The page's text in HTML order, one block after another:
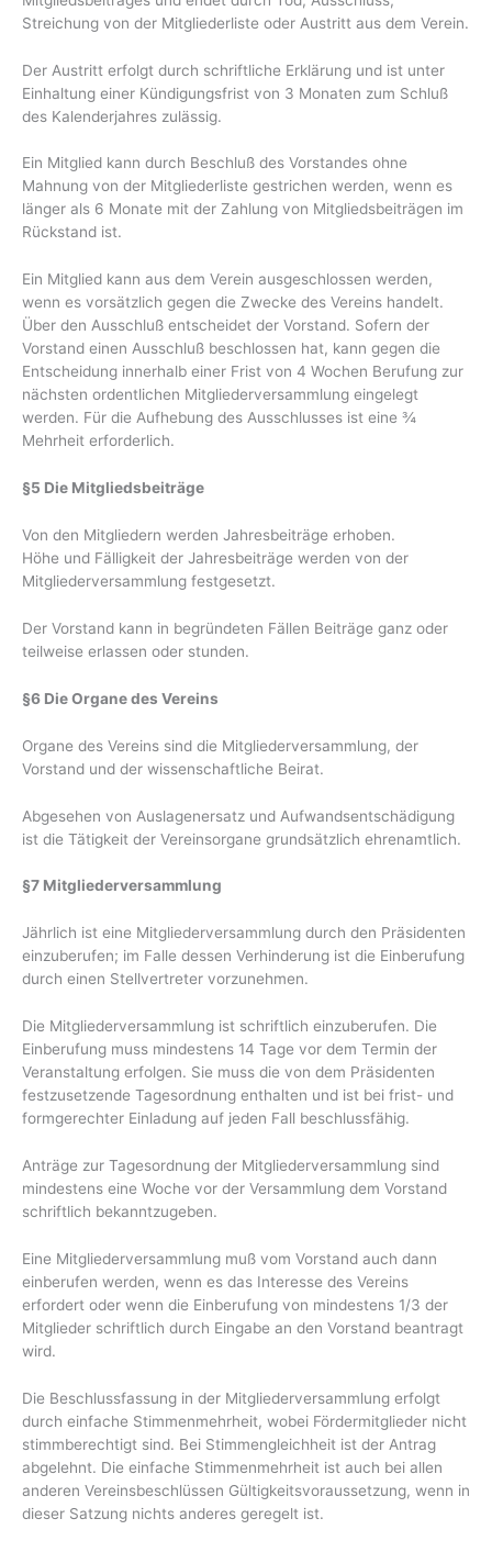
Streichung von der Mitgliederliste oder Austritt aus dem Verein.
Der Austritt erfolgt durch schriftliche Erklärung und ist unter
Einhaltung einer Kündigungsfrist von 3 Monaten zum Schluß
des Kalenderjahres zulässig.
Ein Mitglied kann durch Beschluß des Vorstandes ohne
Mahnung von der Mitgliederliste gestrichen werden, wenn es
länger als 6 Monate mit der Zahlung von Mitgliedsbeiträgen im
Rückstand ist.
Ein Mitglied kann aus dem Verein ausgeschlossen werden,
wenn es vorsätzlich gegen die Zwecke des Vereins handelt.
Über den Ausschluß entscheidet der Vorstand. Sofern der
Vorstand einen Ausschluß beschlossen hat, kann gegen die
Entscheidung innerhalb einer Frist von 4 Wochen Berufung zur
nächsten ordentlichen Mitgliederversammlung eingelegt
werden. Für die Aufhebung des Ausschlusses ist eine ¾
Mehrheit erforderlich.
§5 Die Mitgliedsbeiträge
Von den Mitgliedern werden Jahresbeiträge erhoben.
Höhe und Fälligkeit der Jahresbeiträge werden von der
Mitgliederversammlung festgesetzt.
Der Vorstand kann in begründeten Fällen Beiträge ganz oder
teilweise erlassen oder stunden.
§6 Die Organe des Vereins
Organe des Vereins sind die Mitgliederversammlung, der
Vorstand und der wissenschaftliche Beirat.
Abgesehen von Auslagenersatz und Aufwandsentschädigung
ist die Tätigkeit der Vereinsorgane grundsätzlich ehrenamtlich.
§7 Mitgliederversammlung
Jährlich ist eine Mitgliederversammlung durch den Präsidenten
einzuberufen; im Falle dessen Verhinderung ist die Einberufung
durch einen Stellvertreter vorzunehmen.
Die Mitgliederversammlung ist schriftlich einzuberufen. Die
Einberufung muss mindestens 14 Tage vor dem Termin der
Veranstaltung erfolgen. Sie muss die von dem Präsidenten
festzusetzende Tagesordnung enthalten und ist bei frist- und
formgerechter Einladung auf jeden Fall beschlussfähig.
Anträge zur Tagesordnung der Mitgliederversammlung sind
mindestens eine Woche vor der Versammlung dem Vorstand
schriftlich bekanntzugeben.
Eine Mitgliederversammlung muß vom Vorstand auch dann
einberufen werden, wenn es das Interesse des Vereins
erfordert oder wenn die Einberufung von mindestens 1/3 der
Mitglieder schriftlich durch Eingabe an den Vorstand beantragt
wird.
Die Beschlussfassung in der Mitgliederversammlung erfolgt
durch einfache Stimmenmehrheit, wobei Fördermitglieder nicht
stimmberechtigt sind. Bei Stimmengleichheit ist der Antrag
abgelehnt. Die einfache Stimmenmehrheit ist auch bei allen
anderen Vereinsbeschlüssen Gültigkeitsvoraussetzung, wenn in
dieser Satzung nichts anderes geregelt ist.